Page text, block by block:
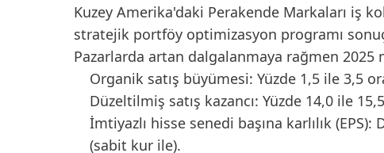
Kuzey Amerika'daki Perakende Markaları iş
stratejik portföy optimizasyon programı
Pazarlarda artan dalgalanmaya rağmen 2025
Organik satış büyümesi: Yüzde 1,5 ile 3,5
Düzeltilmiş satış kazancı: Yüzde 14,0 ile
İmtiyazlı hisse senedi başına karlılık (EPS):
(sabit kur ile).